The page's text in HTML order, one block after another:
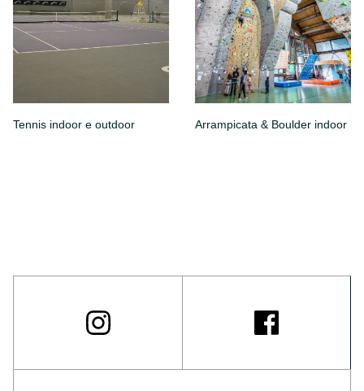
Tennis indoor e outdoor Arrampicata & Boulder indoor